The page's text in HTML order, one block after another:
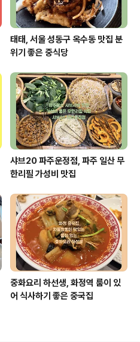
태태, 서울 성동구 옥수동 맛집 분
위기 좋은 중식당
샤브20 파주운정점, 파주 일산 무
한리필 가성비 맛집
중화요리 하선생, 화정역 룸이 있
어 식사하기 좋은 중국집